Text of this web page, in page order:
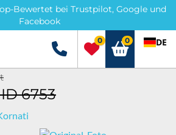
Bewertet bei Trustpilot, Google und
Facebook
+49 5741 3222690
0 0 DE
6753